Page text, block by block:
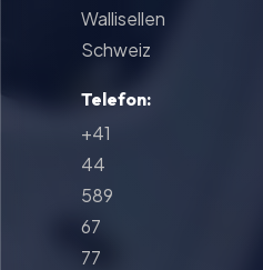
Wallisellen
Schweiz
Telefon:
+41
44
589
67
77